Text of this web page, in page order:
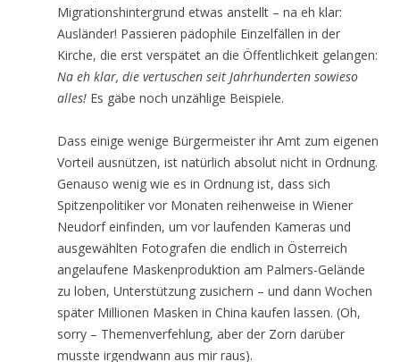
Migrationshintergrund etwas anstellt – na eh klar:
Ausländer! Passieren pädophile Einzelfällen in der
Kirche, die erst verspätet an die Öffentlichkeit gelangen:
Na eh klar, die vertuschen seit Jahrhunderten sowieso
alles! Es gäbe noch unzählige Beispiele.
Dass einige wenige Bürgermeister ihr Amt zum eigenen
Vorteil ausnützen, ist natürlich absolut nicht in Ordnung.
Genauso wenig wie es in Ordnung ist, dass sich
Spitzenpolitiker vor Monaten reihenweise in Wiener
Neudorf einfinden, um vor laufenden Kameras und
ausgewählten Fotografen die endlich in Österreich
angelaufene Maskenproduktion am Palmers-Gelände
zu loben, Unterstützung zusichern – und dann Wochen
später Millionen Masken in China kaufen lassen. (Oh,
sorry – Themenverfehlung, aber der Zorn darüber
musste irgendwann aus mir raus).